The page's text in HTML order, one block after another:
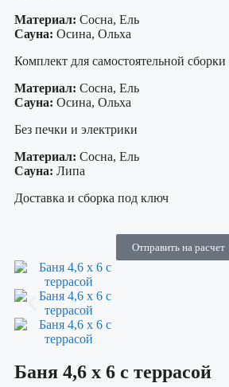
Материал: Сосна, Ель
Сауна: Осина, Ольха
Комплект для самостоятельной сборки
Материал: Сосна, Ель
Сауна: Осина, Ольха
Без печки и электрики
Материал: Сосна, Ель
Сауна: Липа
Доставка и сборка под ключ
Отправить на расчет
Баня 4,6 х 6 с террасой